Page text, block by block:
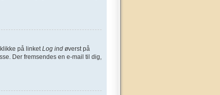
på linket Log ind øverst på
Der fremsendes en e-mail til dig,